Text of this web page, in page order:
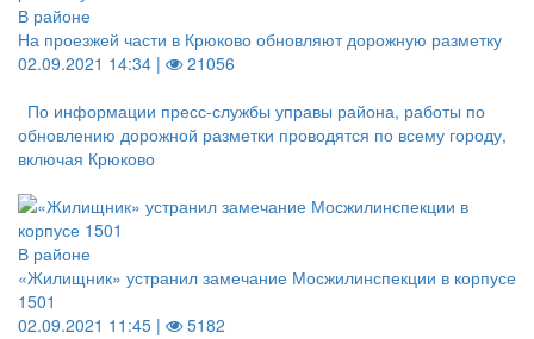
В районе
На проезжей части в Крюково обновляют дорожную разметку
02.09.2021 14:34 |
21056
По информации пресс-службы управы района, работы по
обновлению дорожной разметки проводятся по всему городу,
включая Крюково
В районе
«Жилищник» устранил замечание Мосжилинспекции в корпусе
1501
02.09.2021 11:45 |
5182